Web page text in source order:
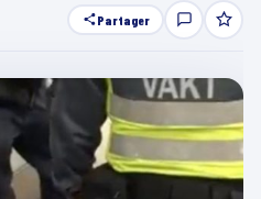
Partager